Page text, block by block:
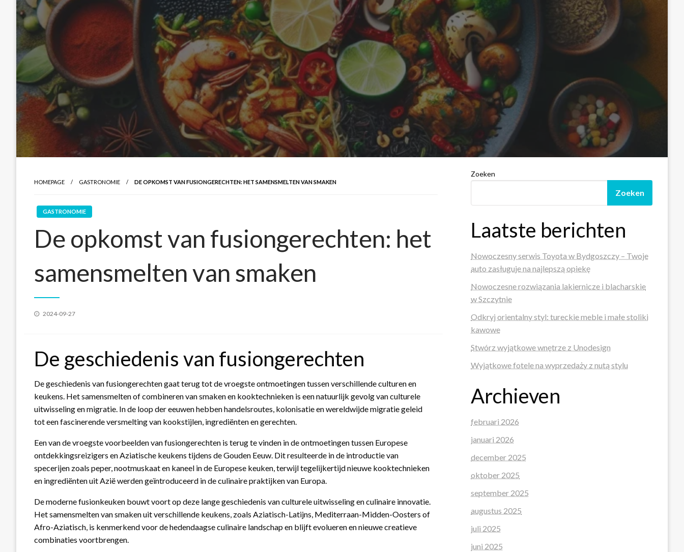
HOMEPAGE GASTRONOMIE DE OPKOMST VAN FUSIONGERECHTEN: HET SAMENSMELTEN VAN SMAKEN
GASTRONOMIE
De opkomst van fusiongerechten: het
samensmelten van smaken
Geplaatst
2024-09-27
De geschiedenis van fusiongerechten
De geschiedenis van fusiongerechten gaat terug tot de vroegste ontmoetingen tussen verschillende culturen en
keukens. Het samensmelten of combineren van smaken en kooktechnieken is een natuurlijk gevolg van culturele
uitwisseling en migratie. In de loop der eeuwen hebben handelsroutes, kolonisatie en wereldwijde migratie geleid
tot een fascinerende versmelting van kookstijlen, ingrediënten en gerechten.
Een van de vroegste voorbeelden van fusiongerechten is terug te vinden in de ontmoetingen tussen Europese
ontdekkingsreizigers en Aziatische keukens tijdens de Gouden Eeuw. Dit resulteerde in de introductie van
specerijen zoals peper, nootmuskaat en kaneel in de Europese keuken, terwijl tegelijkertijd nieuwe kooktechnieken
en ingrediënten uit Azië werden geïntroduceerd in de culinaire praktijken van Europa.
De moderne fusionkeuken bouwt voort op deze lange geschiedenis van culturele uitwisseling en culinaire innovatie.
Het samensmelten van smaken uit verschillende keukens, zoals Aziatisch-Latijns, Mediterraan-Midden-Oosters of
Afro-Aziatisch, is kenmerkend voor de hedendaagse culinaire landschap en blijft evolueren en nieuwe creatieve
combinaties voortbrengen.
Zoeken
Zoeken
Laatste berichten
Nowoczesny serwis Toyota w Bydgoszczy – Twoje
auto zasługuje na najlepszą opiekę
Nowoczesne rozwiązania lakiernicze i blacharskie
w Szczytnie
Odkryj orientalny styl: tureckie meble i małe stoliki
kawowe
Stwórz wyjątkowe wnętrze z Unodesign
Wyjątkowe fotele na wyprzedaży z nutą stylu
Archieven
februari 2026
januari 2026
december 2025
oktober 2025
september 2025
augustus 2025
juli 2025
juni 2025